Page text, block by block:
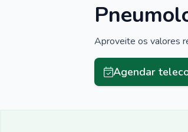
Aproveite os valores
Agendar